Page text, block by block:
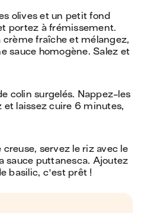
olives et un petit fond
portez à frémissement.
crème fraîche et mélangez,
sauce homogène. Salez et
colin surgelés. Nappez-les
et laissez cuire 6 minutes,
creuse, servez le riz avec le
sauce puttanesca. Ajoutez
basilic, c'est prêt !